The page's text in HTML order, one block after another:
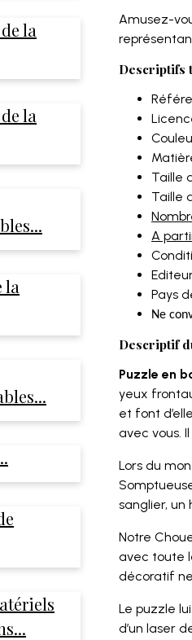
Amusez-
Descriptifs
Taille
Taille
A
Pays
Ne
Descriptif
Puzzle en
yeux
et font
avec vous.
Lors du
sanglier, un
Notre
avec toute
décoratif
Le puzzle
d’un laser
la
la
la